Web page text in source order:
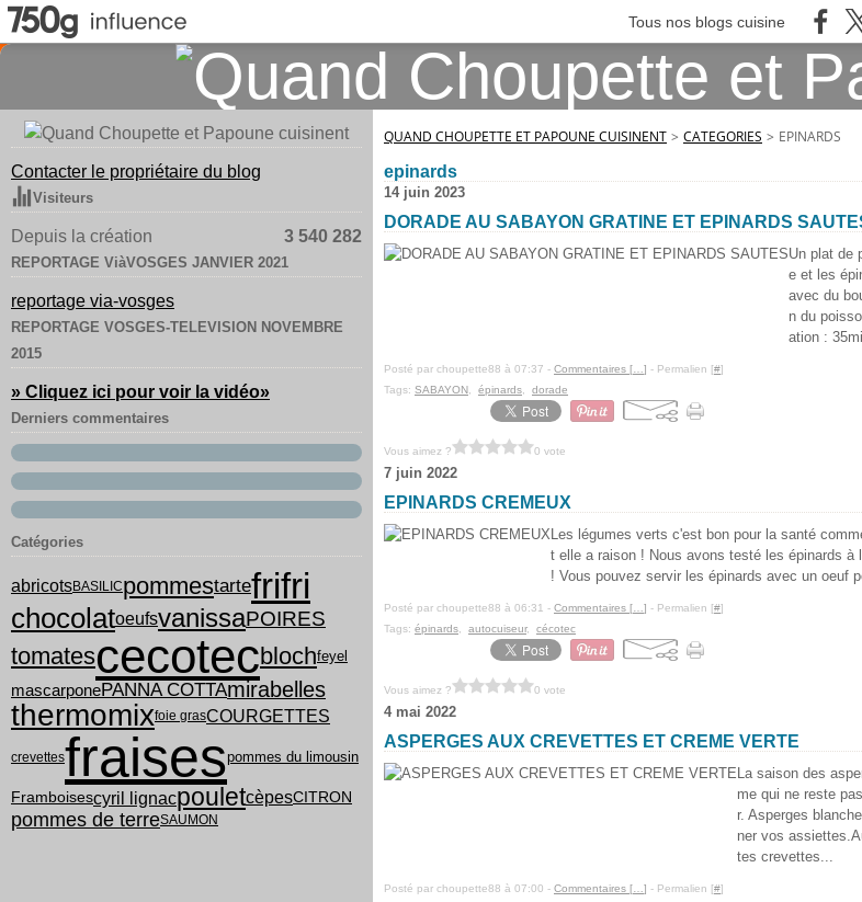
Tous nos blogs cuisine
Contacter le propriétaire du blog
Visiteurs
Depuis la création 3 540 282
REPORTAGE ViàVOSGES JANVIER 2021
reportage via-vosges
REPORTAGE VOSGES-TELEVISION NOVEMBRE
2015
» Cliquez ici pour voir la vidéo»
Derniers commentaires
Catégories
abricotsBASILICpommestartefrifri
chocolatoeufsvanissaPOIRES
tomatescecotecblochfeyel
mascarponePANNA COTTAmirabelles
thermomixfoie grasCOURGETTES
crevettesfraisespommes du limousin
Framboisescyril lignacpouletcèpesCITRON
pommes de terreSAUMON
QUAND CHOUPETTE ET PAPOUNE CUISINENT > CATEGORIES > EPINARDS
epinards
14 juin 2023
DORADE AU SABAYON GRATINE ET EPINARDS
Un plat de
e et les
avec du
n du
ation :
Posté par choupette88 à 07:37 - Commentaires [ ] - Permalien [#]
Tags: SABAYON épinards dorade
Vous aimez ? 0 vote
7 juin 2022
EPINARDS CREMEUX
Les légumes verts c'est bon pour la santé
t elle a raison ! Nous avons testé les épinards à
! Vous pouvez servir les épinards avec un oeuf
Posté par choupette88 à 06:31 - Commentaires [ ] - Permalien [#]
Tags: épinards autocuiseur, cécotec
Vous aimez ? 0 vote
4 mai 2022
ASPERGES AUX CREVETTES ET CREME VERTE
La saison des
me qui ne reste
r. Asperges
ner vos
tes crevettes...
Posté par choupette88 à 07:00 - Commentaires [ ] - Permalien [#]